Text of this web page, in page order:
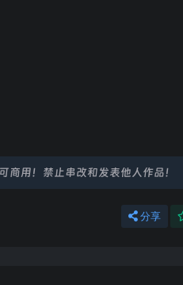
用！禁止串改和发表他人作品！
分享